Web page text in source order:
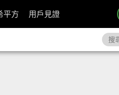
平方 用戶見證